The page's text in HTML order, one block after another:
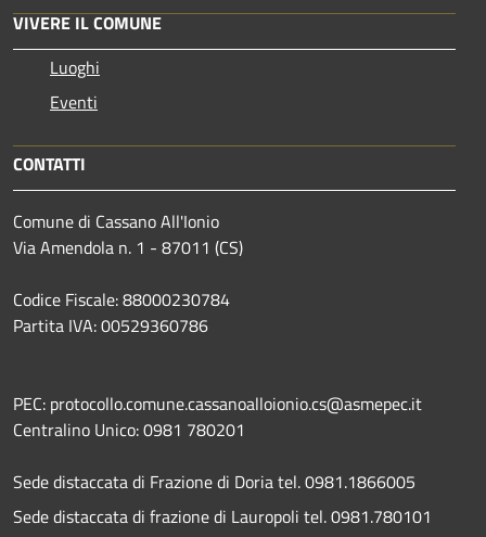
VIVERE IL COMUNE
Luoghi
Eventi
CONTATTI
Comune di Cassano All'Ionio
Via Amendola n. 1 - 87011 (CS)
Codice Fiscale: 88000230784
Partita IVA: 00529360786
PEC: protocollo.comune.cassanoalloionio.cs@asmepec.it
Centralino Unico: 0981 780201
Sede distaccata di Frazione di Doria tel. 0981.1866005
Sede distaccata di frazione di Lauropoli tel. 0981.780101